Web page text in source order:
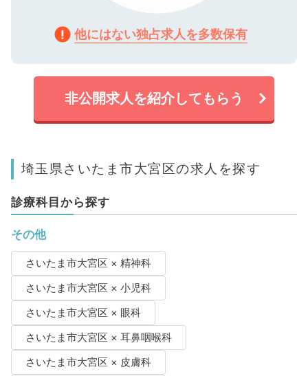
他にはない独占求人を多数保有
非公開求人を紹介してもらう
埼玉県さいたま市大宮区の求人を探す
診療科目から探す
その他
さいたま市大宮区 × 精神科
さいたま市大宮区 × 小児科
さいたま市大宮区 × 眼科
さいたま市大宮区 × 耳鼻咽喉科
さいたま市大宮区 × 皮膚科